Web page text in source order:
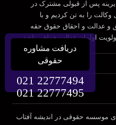
پس از قبولی مشترک در
را به تن کردیم و با
و عدالت و احقاق حقوق حقه
اولمان عدالت خواهی باشد.
موسسه حقوقی در اندیشه آفتاب
دریافت مشاوره
حقوقی
021 22777494
021 22777495